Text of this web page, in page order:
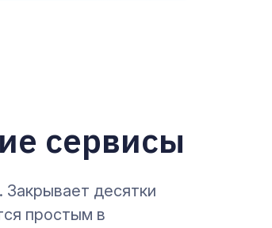
сервисы
десятки
простым в